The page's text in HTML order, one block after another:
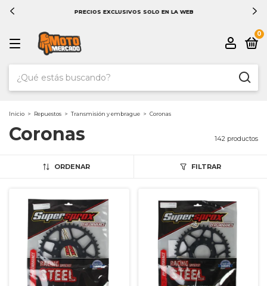
PRECIOS EXCLUSIVOS SOLO EN LA WEB
0
Inicio > Repuestos > Transmisión y embrague > Coronas
Coronas 142 productos
ORDENAR FILTRAR